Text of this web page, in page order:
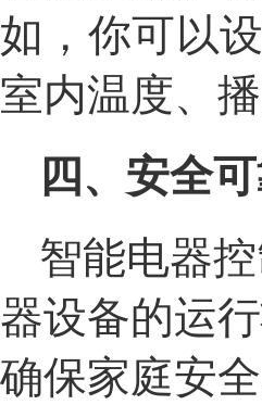
如，你可以
室内温度、
四、安全
智能电器
器设备的运
确保家庭安全